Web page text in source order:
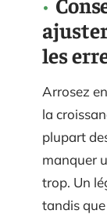
les
Arrosez
la
plupart
manquer
trop. Un
tandis